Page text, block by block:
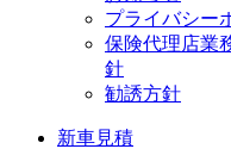
プライバシー
保険代理店業
針
勧誘方針
新車見積